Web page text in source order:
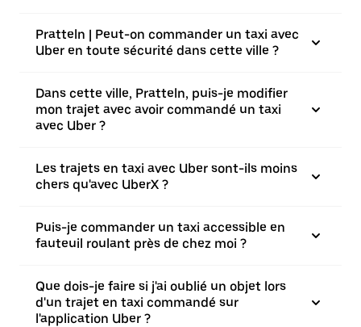
Pratteln | Peut-on commander un taxi avec
Uber en toute sécurité dans cette ville ?
Dans cette ville, Pratteln, puis-je modifier
mon trajet avec avoir commandé un taxi
avec Uber ?
Les trajets en taxi avec Uber sont-ils moins
chers qu'avec UberX ?
Puis-je commander un taxi accessible en
fauteuil roulant près de chez moi ?
Que dois-je faire si j'ai oublié un objet lors
d'un trajet en taxi commandé sur
l'application Uber ?